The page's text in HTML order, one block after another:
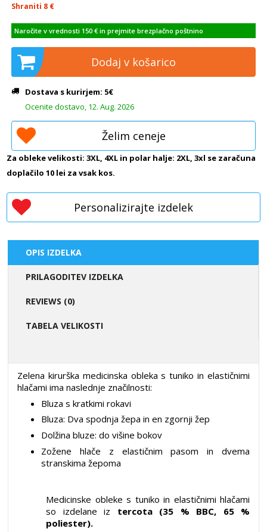
Shraniti 8 €
Naročite v vrednosti 150 € in prejmite brezplačno poštnino
Dodaj v košarico
Dostava s kurirjem: 5€
Ocenite dostavo, 12. Aug. 2026
Želim ceneje
Za obleke velikosti: 3XL, 4XL in polar halje: 2XL, 3xl se zaračuna
doplačilo 10 lei za vsak kos.
Personalizirajte izdelek
OPIS IZDELKA
PRILAGODITEV IZDELKA
REVIEWS (0)
TABELA VELIKOSTI
Zelena kirurška medicinska obleka s tuniko in elastičnimi
hlačami ima naslednje značilnosti:
Bluza s kratkimi rokavi
Bluza: Dva spodnja žepa in en zgornji žep
Dolžina bluze: do višine bokov
Zožene hlače z elastičnim pasom in dvema
stranskima žepoma
Medicinske obleke s tuniko in elastičnimi hlačami
so izdelane iz tercota (35 % BBC, 65 %
poliester).